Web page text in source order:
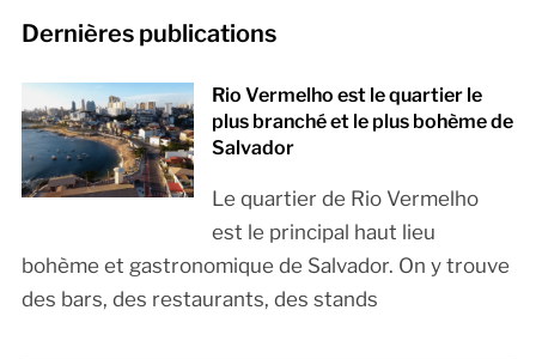
Dernières publications
Rio Vermelho est le quartier le
plus branché et le plus bohème de
Salvador
Le quartier de Rio Vermelho
est le principal haut lieu
bohème et gastronomique de Salvador. On y trouve
des bars, des restaurants, des stands